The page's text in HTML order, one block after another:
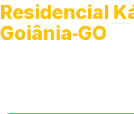
Residencial
Goiânia‑GO